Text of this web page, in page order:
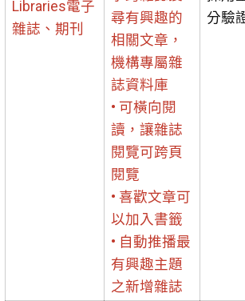
Libraries電子
雜誌、期刊
尋有興趣的
相關文章，
機構專屬雜
誌資料庫
• 可橫向閱
讀，讓雜誌
閱覽可跨頁
閱覽
• 喜歡文章可
以加入書籤
• 自動推播最
有興趣主題
之新增雜誌
分驗